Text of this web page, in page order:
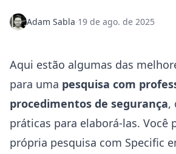
Adam Sabla·19 de ago. de 2025
Aqui estão algumas das
para uma pesquisa com
procedimentos de segurança,
práticas para elaborá-las. Você
própria pesquisa com Specific